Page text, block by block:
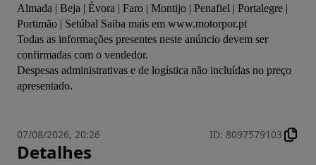
Almada | Beja | Évora | Faro | Montijo | Penafiel | Portalegre |
Portimão | Setúbal Saiba mais em www.motorpor.pt
Todas as informações presentes neste anúncio devem ser
confirmadas com o vendedor.
Despesas administrativas e de logística não incluídas no preço
apresentado.
07/08/2026, 20:26 ID: 8097579103
Detalhes